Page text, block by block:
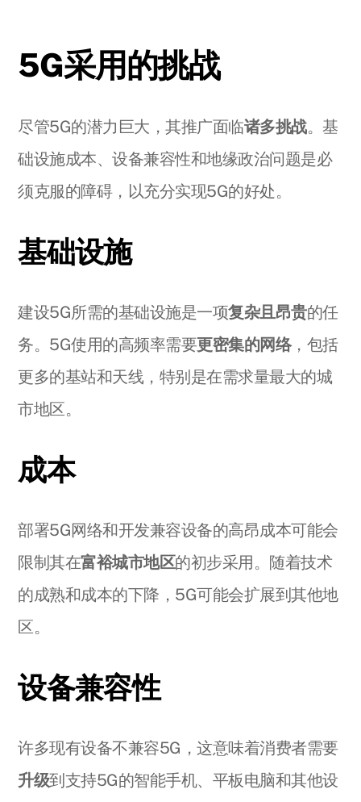
5G采用的挑战
尽管5G的潜力巨大，其推广面临诸多挑战。基
础设施成本、设备兼容性和地缘政治问题是必
须克服的障碍，以充分实现5G的好处。
基础设施
建设5G所需的基础设施是一项复杂且昂贵的任
务。5G使用的高频率需要更密集的网络，包括
更多的基站和天线，特别是在需求量最大的城
市地区。
成本
部署5G网络和开发兼容设备的高昂成本可能会
限制其在富裕城市地区的初步采用。随着技术
的成熟和成本的下降，5G可能会扩展到其他地
区。
设备兼容性
许多现有设备不兼容5G，这意味着消费者需要
升级到支持5G的智能手机、平板电脑和其他设